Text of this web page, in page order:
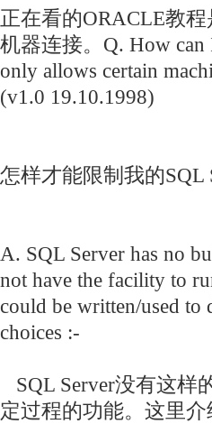
正在看的ORACLE教
机器连接。Q. How can
only allows certain
(v1.0 19.10.1998)
怎样才能限制我的SQL
A. SQL Server has no
not have the facility to
could be written/used
choices :-
SQL Server没有这样
定过程的功能。这里